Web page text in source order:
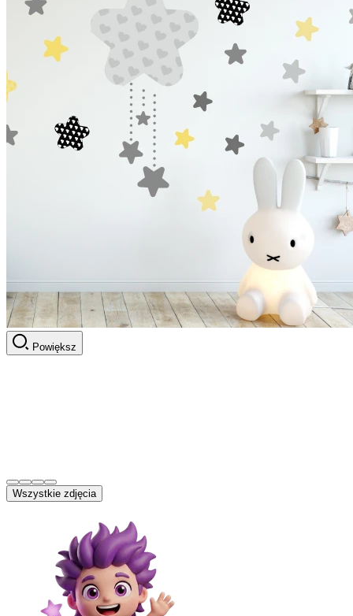
Powiększ
Wszystkie zdjęcia